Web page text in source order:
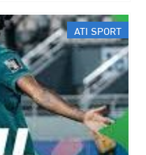
ATI SPORT